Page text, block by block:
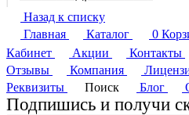
Назад к списку
Главная
Каталог 0
Кабинет
Акции Контакты
Отзывы
Компания
Реквизиты
Поиск Блог
Подпишись и получи